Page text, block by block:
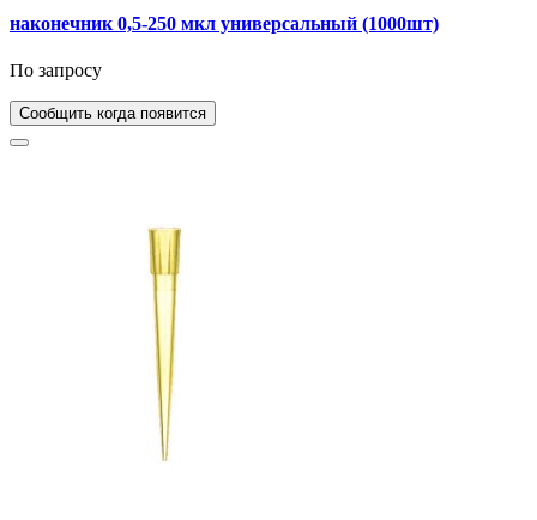
наконечник 0,5-250 мкл универсальный (1000шт)
По запросу
Сообщить когда появится